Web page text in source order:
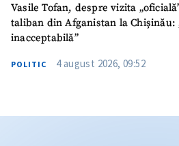
Vasile Tofan, despre vizita
taliban din Afganistan la Chișinău:
inacceptabilă”
POLITIC 4 august 2026, 09:52